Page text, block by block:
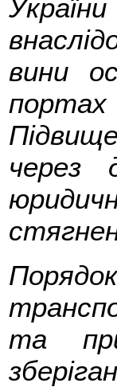
вини
портах
через
та